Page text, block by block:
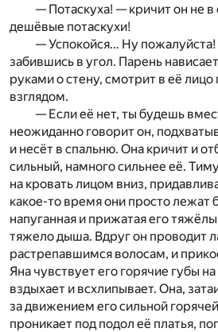
— Потаскуха! — кричит он не
дешёвые потаскухи!
— Успокойся… Ну
забившись в угол. Парень
руками о стену, смотрит в её
взглядом.
— Если её нет, ты будешь
неожиданно говорит он,
и несёт в спальню. Она кричит и
сильный, намного сильнее её.
на кровать лицом вниз,
какое-то время они просто лежат
напуганная и прижатая его
тяжело дыша. Вдруг он проводит
растрепавшимся волосам, и
Яна чувствует его горячие губы
вздыхает и всхлипывает. Она,
за движением его сильной
проникает под подол её платья,